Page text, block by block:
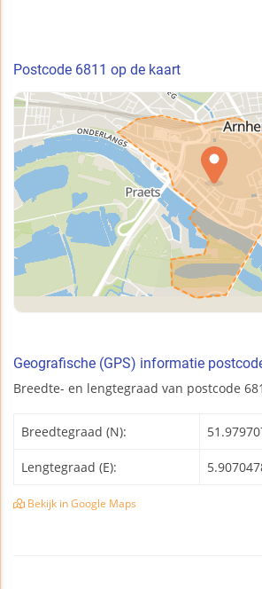
Postcode 6811 op de kaart
Geografische (GPS) informatie
Breedte- en lengtegraad van postcode
Breedtegraad (N):
Lengtegraad (E):
Bekijk in Google Maps